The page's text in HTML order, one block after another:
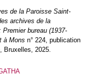
de la Paroisse Saint-
archives de la
bureau (1937-
à Mons n° 224, publication
Bruxelles, 2025.